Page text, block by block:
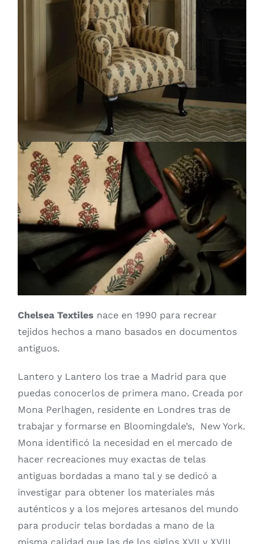
Chelsea Textiles nace en 1990 para recrear
tejidos hechos a mano basados en documentos
antiguos.
Lantero y Lantero los trae a Madrid para que
puedas conocerlos de primera mano. Creada por
Mona Perlhagen, residente en Londres tras de
trabajar y formarse en Bloomingdale’s, New York.
Mona identificó la necesidad en el mercado de
hacer recreaciones muy exactas de telas
antiguas bordadas a mano tal y se dedicó a
investigar para obtener los materiales más
auténticos y a los mejores artesanos del mundo
para producir telas bordadas a mano de la
misma calidad que las de los siglos XVII y XVIII.